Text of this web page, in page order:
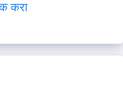
करा